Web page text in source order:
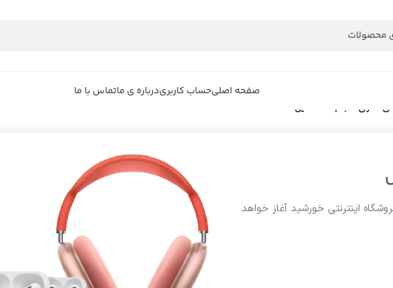
صفحه اصلیحساب کاربریدرباره ی ماتماس با ما
اینترنتی خورشید آغاز خواهد